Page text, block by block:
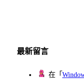
最新留言
在「